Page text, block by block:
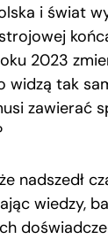
i świat
2023
widzą tak
zawierać
nadszedł
wiedzy,